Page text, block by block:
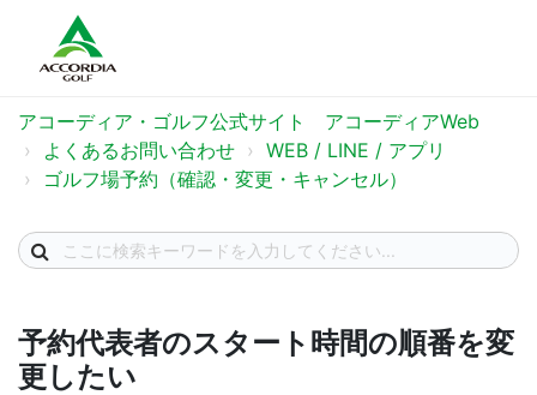
アコーディア・ゴルフ公式サイト アコーディアWeb
よくあるお問い合わせ
WEB / LINE / アプリ
ゴルフ場予約（確認・変更・キャンセル）
予約代表者のスタート時間の順番を変
更したい